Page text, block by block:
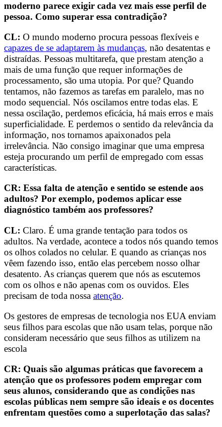
moderno parece exigir cada vez mais esse perfil de
pessoa. Como superar essa contradição?
CL: O mundo moderno procura pessoas flexíveis e
capazes de se adaptarem às mudanças, não desatentas e
distraídas. Pessoas multitarefa, que prestam atenção a
mais de uma função que requer informações de
processamento, são uma utopia. Por que? Quando
tentamos, não fazemos as tarefas em paralelo, mas no
modo sequencial. Nós oscilamos entre todas elas. E
nessa oscilação, perdemos eficácia, há mais erros e mais
superficialidade. E perdemos o sentido da relevância da
informação, nos tornamos apaixonados pela
irrelevância. Não consigo imaginar que uma empresa
esteja procurando um perfil de empregado com essas
características.
CR: Essa falta de atenção e sentido se estende aos
adultos? Por exemplo, podemos aplicar esse
diagnóstico também aos professores?
CL: Claro. É uma grande tentação para todos os
adultos. Na verdade, acontece a todos nós quando temos
os olhos colados no celular. E quando as crianças nos
vêem fazendo isso, então elas percebem nosso olhar
desatento. As crianças querem que nós as escutemos
com os olhos e não apenas com os ouvidos. Eles
precisam de toda nossa atenção.
Os gestores de empresas de tecnologia nos EUA enviam
seus filhos para escolas que não usam telas, porque não
consideram necessário que seus filhos as utilizem na
escola
CR: Quais são algumas práticas que favorecem a
atenção que os professores podem empregar com
seus alunos, considerando que as condições nas
escolas públicas nem sempre são ideais e os docentes
enfrentam questões como a superlotação das salas?